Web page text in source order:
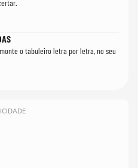
o tabuleiro letra por letra, no seu